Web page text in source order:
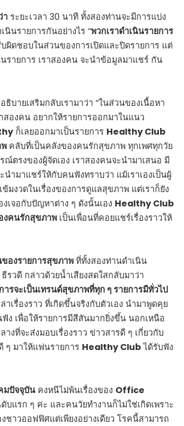
า ระยะเวลา 30 นาที ทั้งสองท่านจะมีการแบ่ง
นินรายการกันอย่างไร “พวกเราดำเนินรายการ
ผิดชอบในส่วนของการเปิดและปิดรายการ แต่
รายการ เราสองคน จะนำข้อมูลมาแชร์ กัน
อธิบายเสริมกลับเรามาว่า “ในส่วนของเนื้อหา
สองคน อยากให้รายการออกมาในแนว
ก็เลยออกมาเป็นรายการ Healthy Club
คลับที่เป็นคลังของคนรักสุขภาพ ทุกเพศทุกวัย
ณ์ตรงของผู้จัดเอง เราสองคนจะนำมาเสนอ มี
นำมาแชร์ให้กับคนฟังทราบว่า แม้เราเองเป็นผู้
มงวดในเรื่องของการดูแลสุขภาพ แต่เราก็ยัง
งเจอกับปัญหาต่าง ๆ ดังนั้นเอง Healthy Club
งคนรักสุขภาพ เป็นเพื่อนที่คอยแชร์เรื่องราวให้
ของรายการสุขภาพ ที่ทั้งสองท่านดำเนิน
รวดี กล่าวด้วยน้ำเสียงสดใสกลับมาว่า
รจะเป็นเทรนด์สุขภาพที่ทุก ๆ รายการมีทั่วไป
ล่าเรื่องราว ที่เกิดขึ้นจริงกับตัวเอง นำมาพูดคุย
ง เพื่อให้รายการมีสีสันมากยิ่งขึ้น นอกเหนือ
างที่จะส่งมอบเรื่องราว ข่าวสารดี ๆ เกี่ยวกับ
ๆ มาให้แฟนรายการ Healthy Clubได้รับฟัง
มปัจจุบัน คงหนีไม่พ้นเรื่องของ Office
บแรก ๆ ค่ะ และคนวัยทำงานก็ไม่ใช่เกิดเพราะ
ชาวออฟฟิศแต่เพียงอย่างเดียว โรคนี้สามารถ